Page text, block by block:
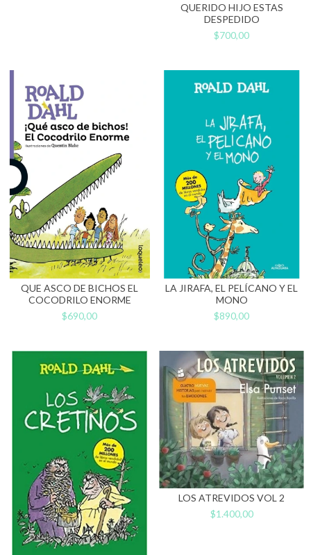
QUERIDO HIJO ESTAS
DESPEDIDO
$700,00
QUE ASCO DE BICHOS EL
COCODRILO ENORME
$690,00
LA JIRAFA, EL PELÍCANO Y EL
MONO
$890,00
LOS ATREVIDOS VOL 2
$1.400,00